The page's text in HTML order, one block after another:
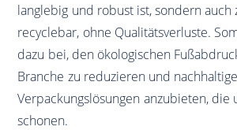
langlebig und robust ist, sondern auch
recyclebar, ohne Qualitätsverluste.
dazu bei, den ökologischen
Branche zu reduzieren und nachhaltige
Verpackungslösungen anzubieten, die
schonen.